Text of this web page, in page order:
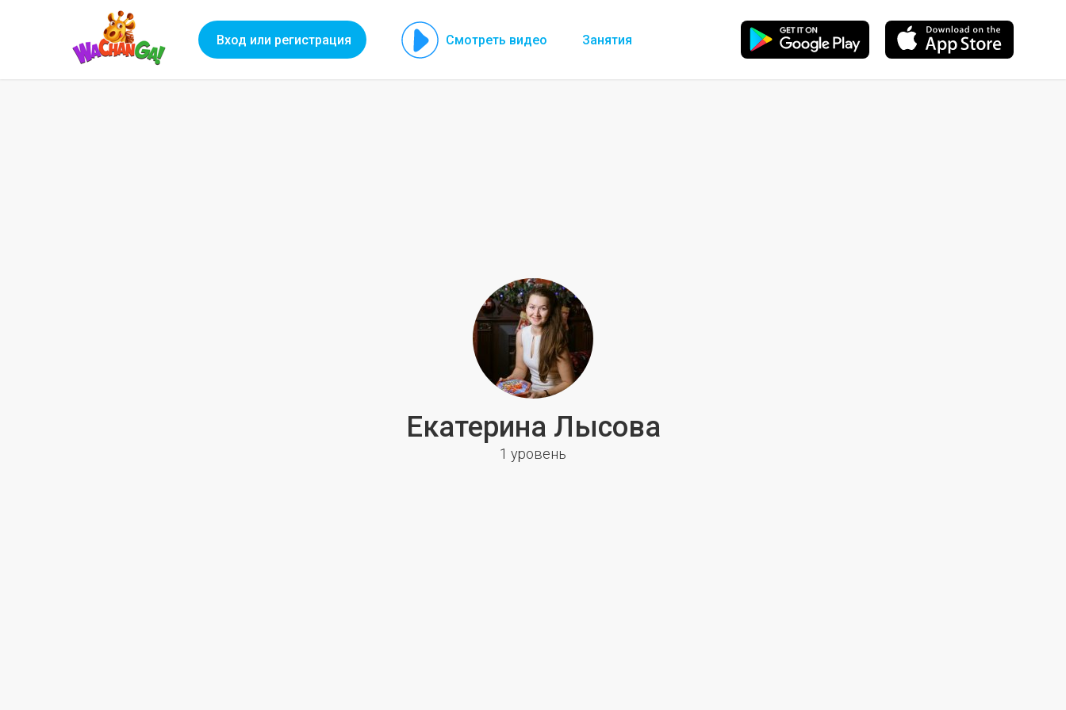
Вход или регистрация Смотреть видео Занятия
Екатерина Лысова
1 уровень